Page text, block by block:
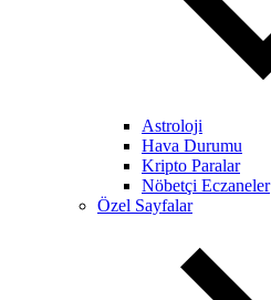
Astroloji
Hava Durumu
Kripto Paralar
Nöbetçi Eczaneler
Özel Sayfalar